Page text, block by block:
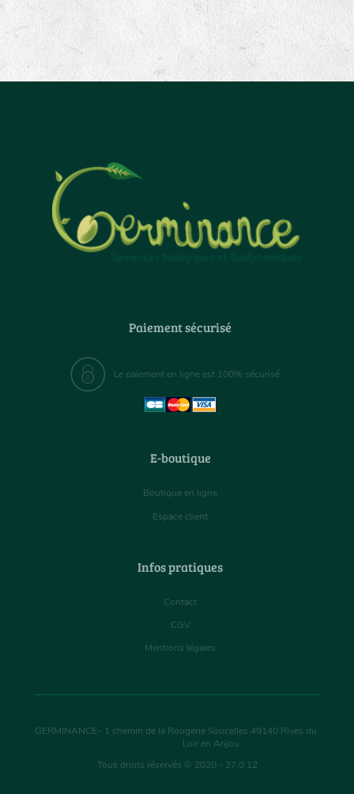
Paiement sécurisé
Le paiement en ligne est 100% sécurisé
E-boutique
Boutique en ligne
Espace client
Infos pratiques
Contact
CGV
Mentions légales
GERMINANCE- 1 chemin de la Rougerie Soucelles 49140 Rives du
Loir en Anjou
Tous droits réservés © 2020 - 27.0.12